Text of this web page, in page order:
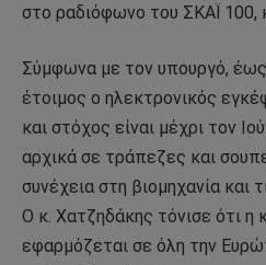
στο ραδιόφωνο του ΣΚΑΪ 100,
Σύμφωνα με τον υπουργό,
έτοιμος ο ηλεκτρονικός
και στόχος είναι μέχρι τον
αρχικά σε τράπεζες και
συνέχεια στη βιομηχανία και
Ο κ. Χατζηδάκης τόνισε ότι η
εφαρμόζεται σε όλη την